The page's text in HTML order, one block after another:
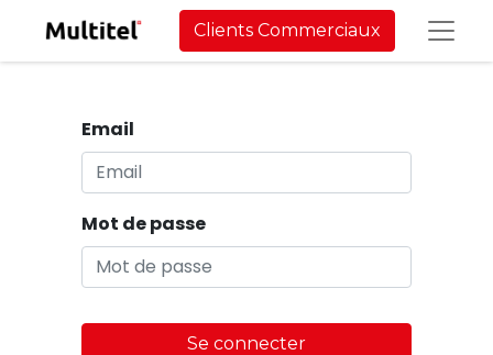
Clients Commerciaux
Email
Mot de passe
Se connecter